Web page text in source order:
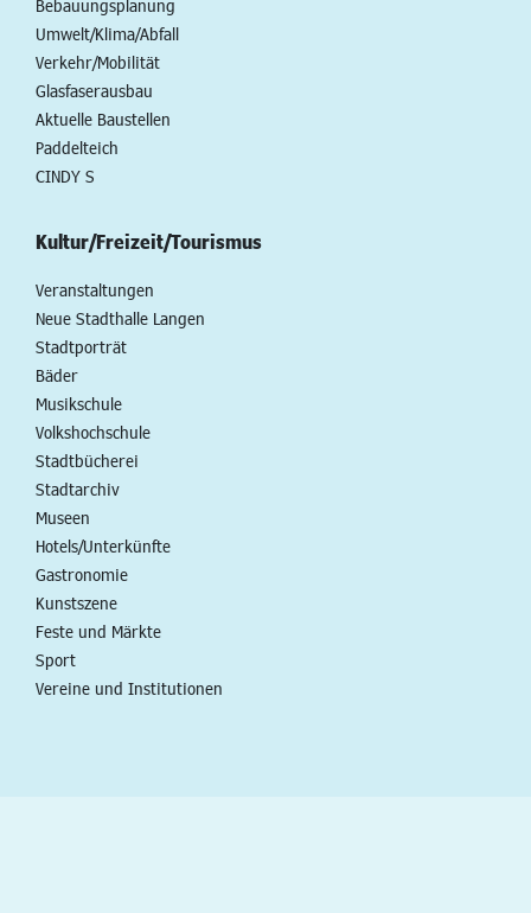
Bebauungsplanung
Umwelt/Klima/Abfall
Verkehr/Mobilität
Glasfaserausbau
Aktuelle Baustellen
Paddelteich
CINDY S
Kultur/Freizeit/Tourismus
Veranstaltungen
Neue Stadthalle Langen
Stadtporträt
Bäder
Musikschule
Volkshochschule
Stadtbücherei
Stadtarchiv
Museen
Hotels/Unterkünfte
Gastronomie
Kunstszene
Feste und Märkte
Sport
Vereine und Institutionen